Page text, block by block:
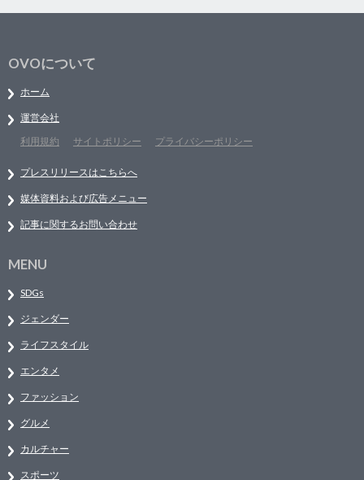
OVOについて
ホーム
運営会社
利用規約
サイトポリシー プライバシーポリシー
プレスリリースはこちらへ
媒体資料および広告メニュー
記事に関するお問い合わせ
MENU
SDGs
ジェンダー
ライフスタイル
エンタメ
ファッション
グルメ
カルチャー
スポーツ